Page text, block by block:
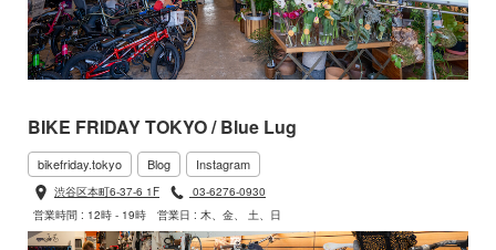
BIKE FRIDAY TOKYO / Blue Lug
bikefriday.tokyo Blog Instagram
渋谷区本町6-37-6 1F
03-6276-0930
営業時間 : 12時 - 19時
営業日 : 木、金、 土、日